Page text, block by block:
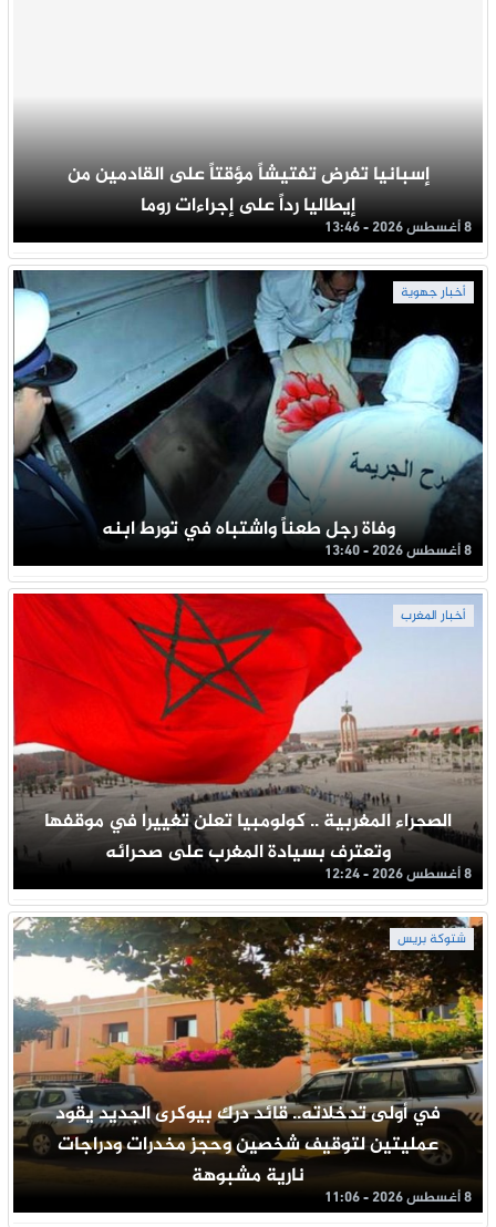
إسبانيا تفرض تفتيشاً مؤقتاً على القادمين من
إيطاليا رداً على إجراءات روما
8 أغسطس 2026 - 13:46
أخبار جهوية
وفاة رجل طعناً واشتباه في تورط ابنه
8 أغسطس 2026 - 13:40
أخبار المغرب
الصحراء المغربية .. كولومبيا تعلن تغييرا في موقفها
وتعترف بسيادة المغرب على صحرائه
8 أغسطس 2026 - 12:24
شتوكة بريس
في أولى تدخلاته.. قائد درك بيوكرى الجديد يقود
عمليتين لتوقيف شخصين وحجز مخدرات ودراجات
نارية مشبوهة
8 أغسطس 2026 - 11:06